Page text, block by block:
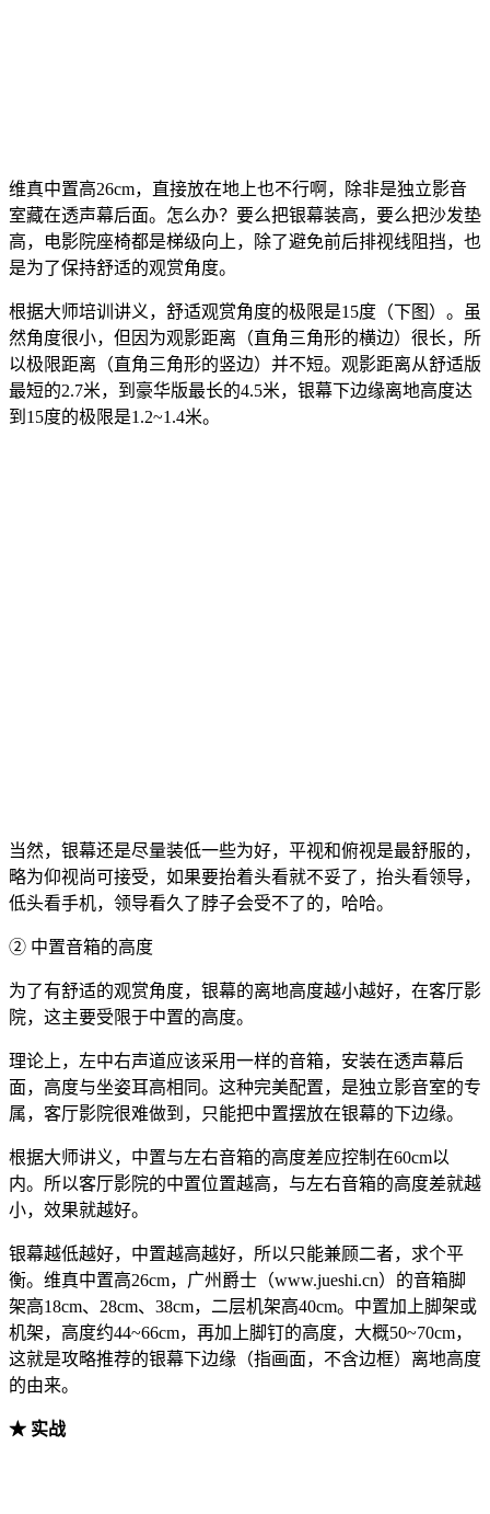
维真中置高26cm，直接放在地上也不行啊，除非是独立影音
室藏在透声幕后面。怎么办？要么把银幕装高，要么把沙发垫
高，电影院座椅都是梯级向上，除了避免前后排视线阻挡，也
是为了保持舒适的观赏角度。
根据大师培训讲义，舒适观赏角度的极限是15度（下图）。虽
然角度很小，但因为观影距离（直角三角形的横边）很长，所
以极限距离（直角三角形的竖边）并不短。观影距离从舒适版
最短的2.7米，到豪华版最长的4.5米，银幕下边缘离地高度达
到15度的极限是1.2~1.4米。
当然，银幕还是尽量装低一些为好，平视和俯视是最舒服的，
略为仰视尚可接受，如果要抬着头看就不妥了，抬头看领导，
低头看手机，领导看久了脖子会受不了的，哈哈。
② 中置音箱的高度
为了有舒适的观赏角度，银幕的离地高度越小越好，在客厅影
院，这主要受限于中置的高度。
理论上，左中右声道应该采用一样的音箱，安装在透声幕后
面，高度与坐姿耳高相同。这种完美配置，是独立影音室的专
属，客厅影院很难做到，只能把中置摆放在银幕的下边缘。
根据大师讲义，中置与左右音箱的高度差应控制在60cm以
内。所以客厅影院的中置位置越高，与左右音箱的高度差就越
小，效果就越好。
银幕越低越好，中置越高越好，所以只能兼顾二者，求个平
衡。维真中置高26cm，广州爵士（www.jueshi.cn）的音箱脚
架高18cm、28cm、38cm，二层机架高40cm。中置加上脚架或
机架，高度约44~66cm，再加上脚钉的高度，大概50~70cm，
这就是攻略推荐的银幕下边缘（指画面，不含边框）离地高度
的由来。
★ 实战